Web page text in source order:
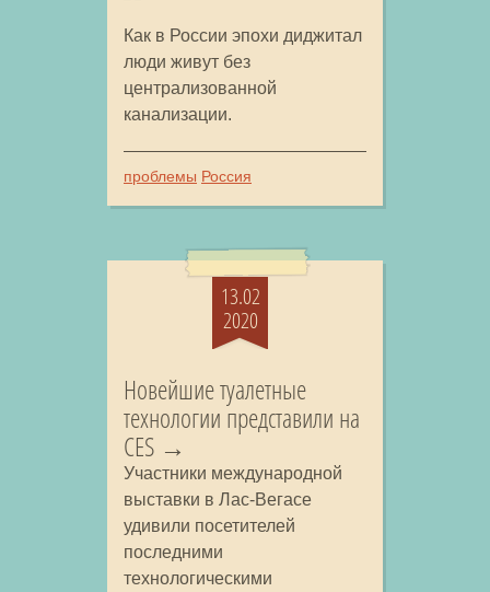
Как в России эпохи диджитал
люди живут без
централизованной
канализации.
проблемы Россия
13.02
2020
Новейшие туалетные
технологии представили на
CES
Участники международной
выставки в Лас-Вегасе
удивили посетителей
последними
технологическими